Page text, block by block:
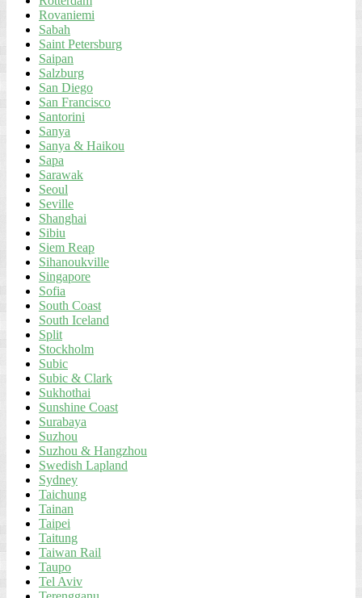
Rovaniemi
Sabah
Saint Petersburg
Saipan
Salzburg
San Diego
San Francisco
Santorini
Sanya
Sanya & Haikou
Sapa
Sarawak
Seoul
Seville
Shanghai
Sibiu
Siem Reap
Sihanoukville
Singapore
Sofia
South Coast
South Iceland
Split
Stockholm
Subic
Subic & Clark
Sukhothai
Sunshine Coast
Surabaya
Suzhou
Suzhou & Hangzhou
Swedish Lapland
Sydney
Taichung
Tainan
Taipei
Taitung
Taiwan Rail
Taupo
Tel Aviv